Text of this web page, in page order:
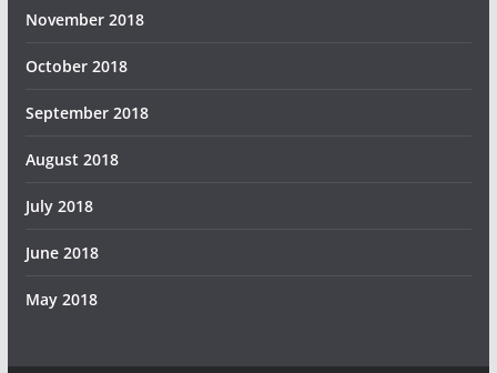
November 2018
October 2018
September 2018
August 2018
July 2018
June 2018
May 2018